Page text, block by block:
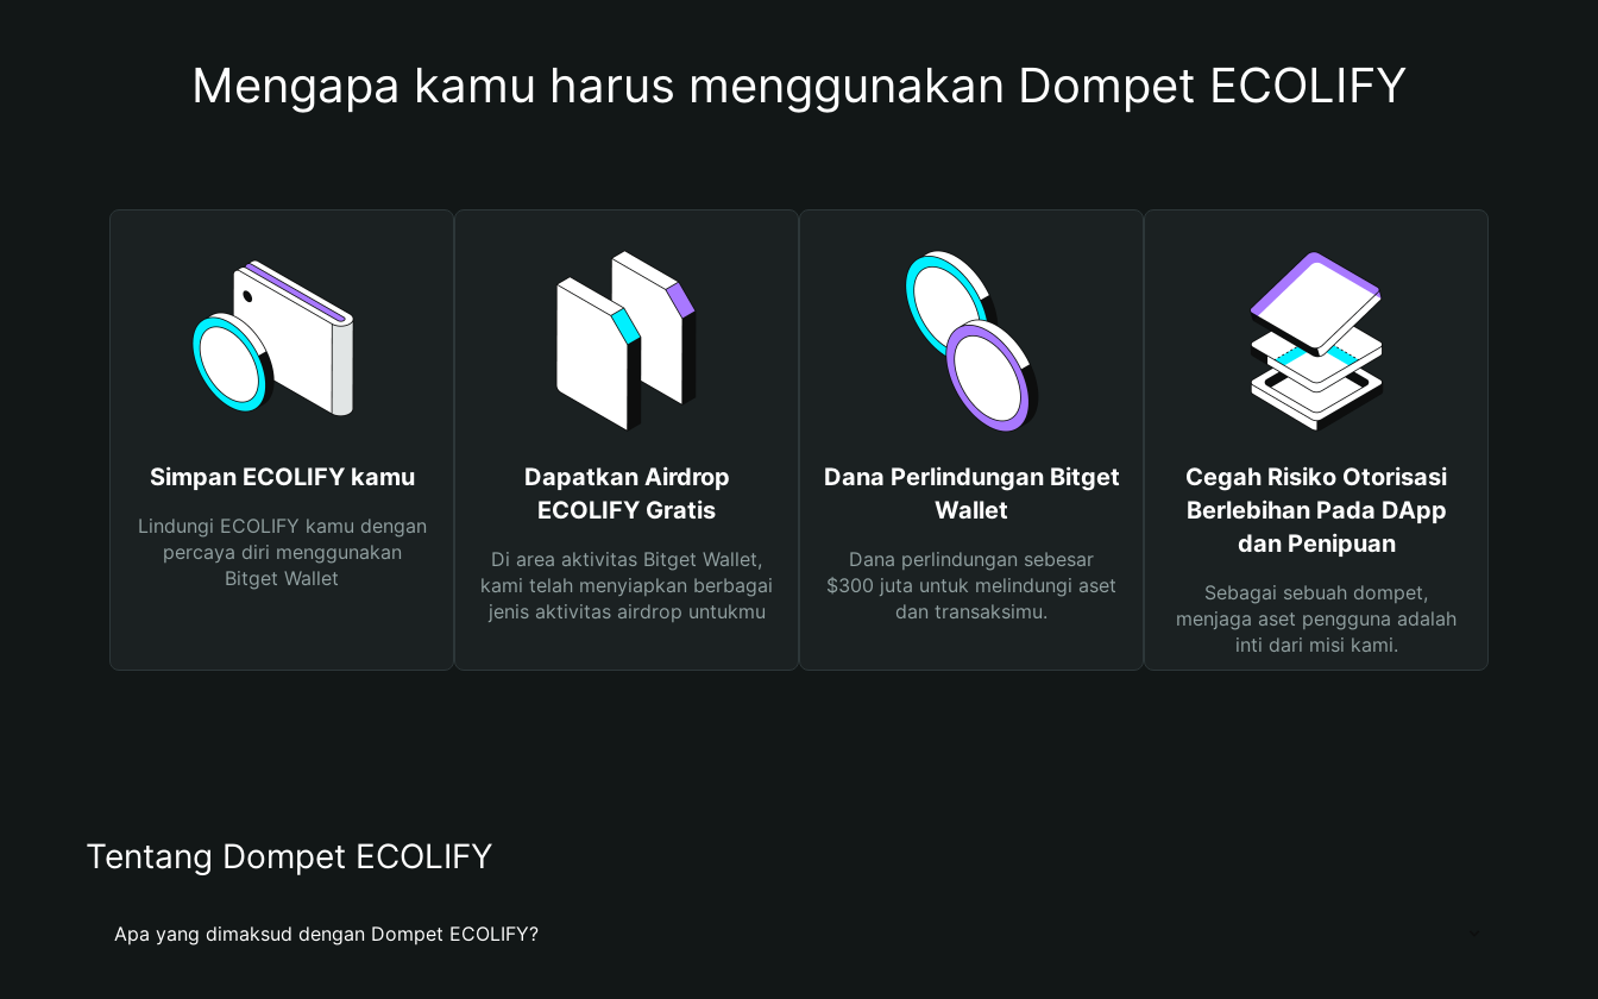
Mengapa kamu harus menggunakan Dompet ECOLIFY
Simpan ECOLIFY kamu
Lindungi ECOLIFY kamu dengan
percaya diri menggunakan
Bitget Wallet
Dapatkan Airdrop
ECOLIFY Gratis
Di area aktivitas Bitget Wallet,
kami telah menyiapkan berbagai
jenis aktivitas airdrop untukmu
Dana Perlindungan Bitget
Wallet
Dana perlindungan sebesar
$300 juta untuk melindungi aset
dan transaksimu.
Cegah Risiko Otorisasi
Berlebihan Pada DApp
dan Penipuan
Sebagai sebuah dompet,
menjaga aset pengguna adalah
inti dari misi kami.
Tentang Dompet ECOLIFY
Apa yang dimaksud dengan Dompet ECOLIFY?